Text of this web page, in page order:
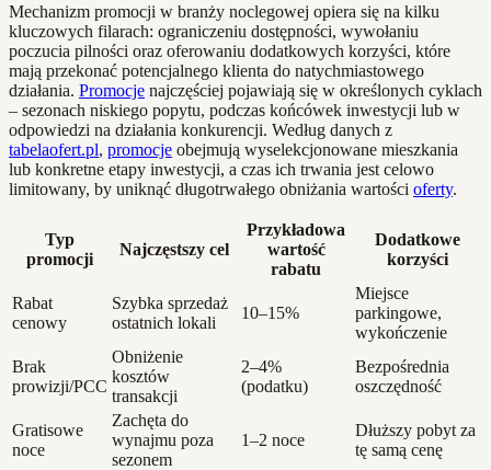
Mechanizm promocji w branży noclegowej opiera się na kilku
kluczowych filarach: ograniczeniu dostępności, wywołaniu
poczucia pilności oraz oferowaniu dodatkowych korzyści, które
mają przekonać potencjalnego klienta do natychmiastowego
działania. Promocje najczęściej pojawiają się w określonych cyklach
– sezonach niskiego popytu, podczas końcówek inwestycji lub w
odpowiedzi na działania konkurencji. Według danych z
tabelaofert.pl, promocje obejmują wyselekcjonowane mieszkania
lub konkretne etapy inwestycji, a czas ich trwania jest celowo
limitowany, by uniknąć długotrwałego obniżania wartości oferty.
Typ
promocji
Najczęstszy cel
Przykładowa
wartość
rabatu
Dodatkowe
korzyści
Rabat
cenowy
Szybka sprzedaż
ostatnich lokali
10–15%
Miejsce
parkingowe,
wykończenie
Brak
prowizji/PCC
Obniżenie
kosztów
transakcji
2–4%
(podatku)
Bezpośrednia
oszczędność
Gratisowe
noce
Zachęta do
wynajmu poza
sezonem
1–2 noce
Dłuższy pobyt za
tę samą cenę